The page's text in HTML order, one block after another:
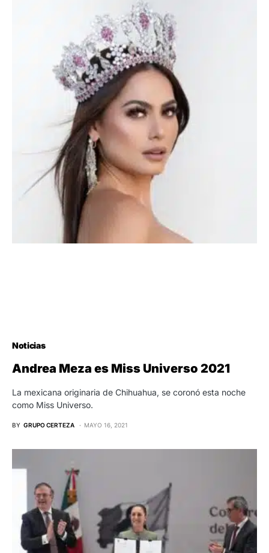
Noticias
Andrea Meza es Miss Universo 2021
La mexicana originaria de Chihuahua, se coronó esta noche
como Miss Universo.
BY GRUPO CERTEZA MAYO 16, 2021